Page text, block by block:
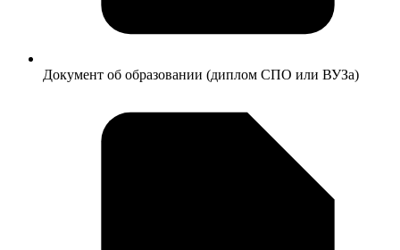
Документ об образовании (диплом СПО или ВУЗа)